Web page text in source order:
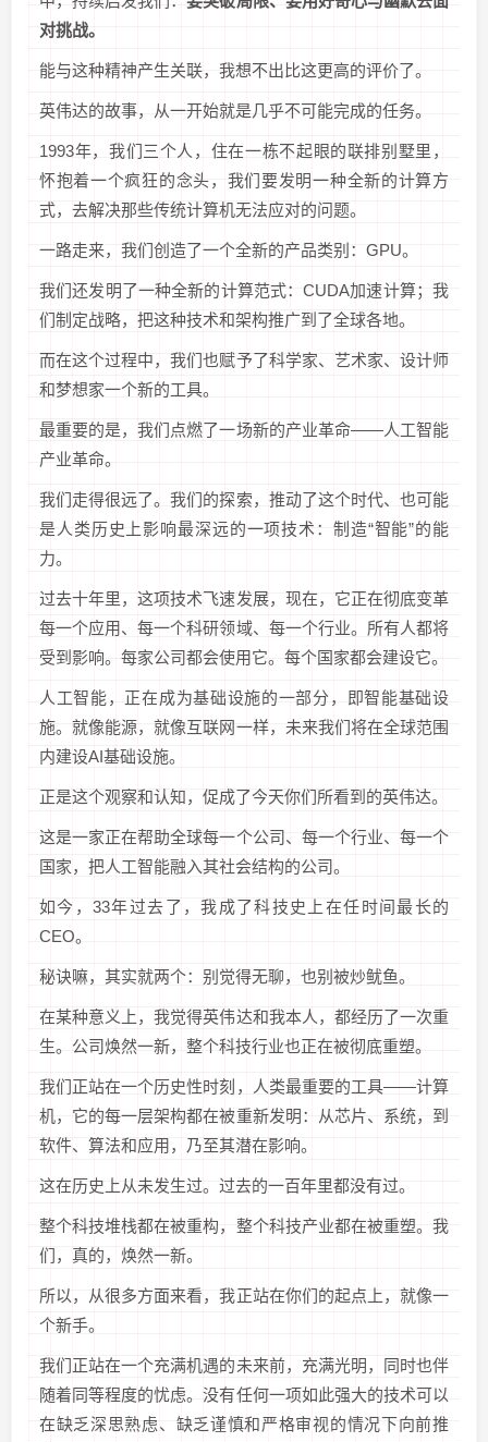
对挑战。
能与这种精神产生关联，我想不出比这更高的评价了。
英伟达的故事，从一开始就是几乎不可能完成的任务。
1993年，我们三个人，住在一栋不起眼的联排别墅里，
怀抱着一个疯狂的念头，我们要发明一种全新的计算方
式，去解决那些传统计算机无法应对的问题。
一路走来，我们创造了一个全新的产品类别：GPU。
我们还发明了一种全新的计算范式：CUDA加速计算；我
们制定战略，把这种技术和架构推广到了全球各地。
而在这个过程中，我们也赋予了科学家、艺术家、设计师
和梦想家一个新的工具。
最重要的是，我们点燃了一场新的产业革命——人工智能
产业革命。
我们走得很远了。我们的探索，推动了这个时代、也可能
是人类历史上影响最深远的一项技术：制造“智能”的能
力。
过去十年里，这项技术飞速发展，现在，它正在彻底变革
每一个应用、每一个科研领域、每一个行业。所有人都将
受到影响。每家公司都会使用它。每个国家都会建设它。
人工智能，正在成为基础设施的一部分，即智能基础设
施。就像能源，就像互联网一样，未来我们将在全球范围
内建设AI基础设施。
正是这个观察和认知，促成了今天你们所看到的英伟达。
这是一家正在帮助全球每一个公司、每一个行业、每一个
国家，把人工智能融入其社会结构的公司。
如今，33年过去了，我成了科技史上在任时间最长的
CEO。
秘诀嘛，其实就两个：别觉得无聊，也别被炒鱿鱼。
在某种意义上，我觉得英伟达和我本人，都经历了一次重
生。公司焕然一新，整个科技行业也正在被彻底重塑。
我们正站在一个历史性时刻，人类最重要的工具——计算
机，它的每一层架构都在被重新发明：从芯片、系统，到
软件、算法和应用，乃至其潜在影响。
这在历史上从未发生过。过去的一百年里都没有过。
整个科技堆栈都在被重构，整个科技产业都在被重塑。我
们，真的，焕然一新。
所以，从很多方面来看，我正站在你们的起点上，就像一
个新手。
我们正站在一个充满机遇的未来前，充满光明，同时也伴
随着同等程度的忧虑。没有任何一项如此强大的技术可以
在缺乏深思熟虑、缺乏谨慎和严格审视的情况下向前推